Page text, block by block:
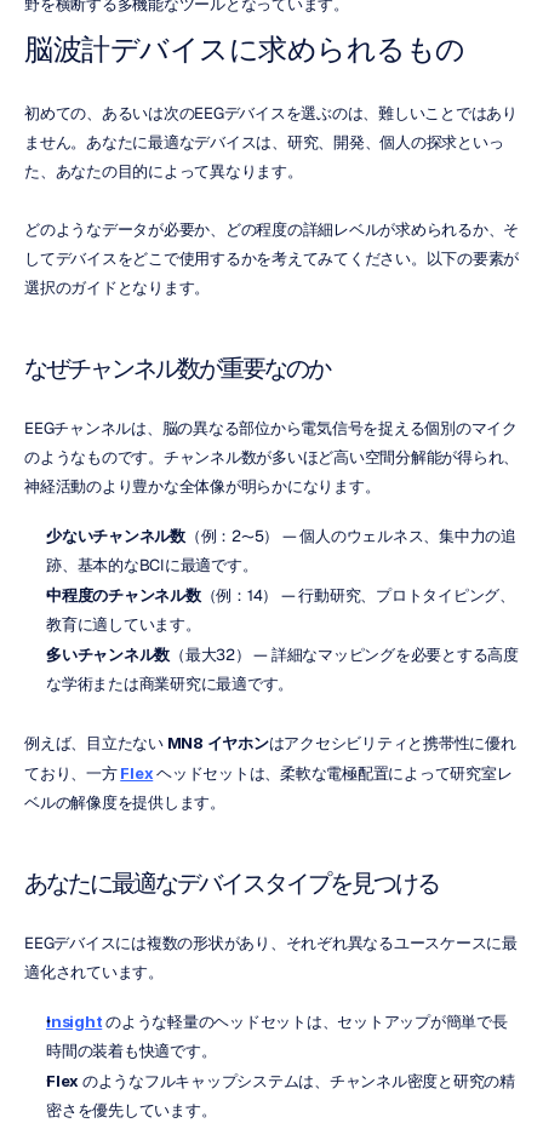
野を横断する多機能なツールとなっています。
脳波計デバイスに求められるもの
初めての、あるいは次のEEGデバイスを選ぶのは、難しいことではあり
ません。あなたに最適なデバイスは、研究、開発、個人の探求といっ
た、あなたの目的によって異なります。
どのようなデータが必要か、どの程度の詳細レベルが求められるか、そ
してデバイスをどこで使用するかを考えてみてください。以下の要素が
選択のガイドとなります。
なぜチャンネル数が重要なのか
EEGチャンネルは、脳の異なる部位から電気信号を捉える個別のマイク
のようなものです。チャンネル数が多いほど高い空間分解能が得られ、
神経活動のより豊かな全体像が明らかになります。
少ないチャンネル数（例：2〜5） — 個人のウェルネス、集中力の追
跡、基本的なBCIに最適です。
中程度のチャンネル数（例：14） — 行動研究、プロトタイピング、
教育に適しています。
多いチャンネル数 （最大32） — 詳細なマッピングを必要とする高度
な学術または商業研究に最適です。
例えば、目立たない MN8 イヤホンはアクセシビリティと携帯性に優れ
ており、一方 Flex ヘッドセットは、柔軟な電極配置によって研究室レ
ベルの解像度を提供します。
あなたに最適なデバイスタイプを見つける
EEGデバイスには複数の形状があり、それぞれ異なるユースケースに最
適化されています。
Insight のような軽量のヘッドセットは、セットアップが簡単で長
時間の装着も快適です。
Flex のようなフルキャップシステムは、チャンネル密度と研究の精
密さを優先しています。